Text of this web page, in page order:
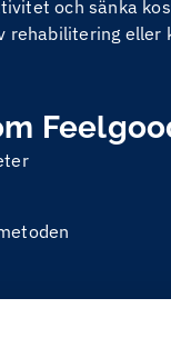
och sänka